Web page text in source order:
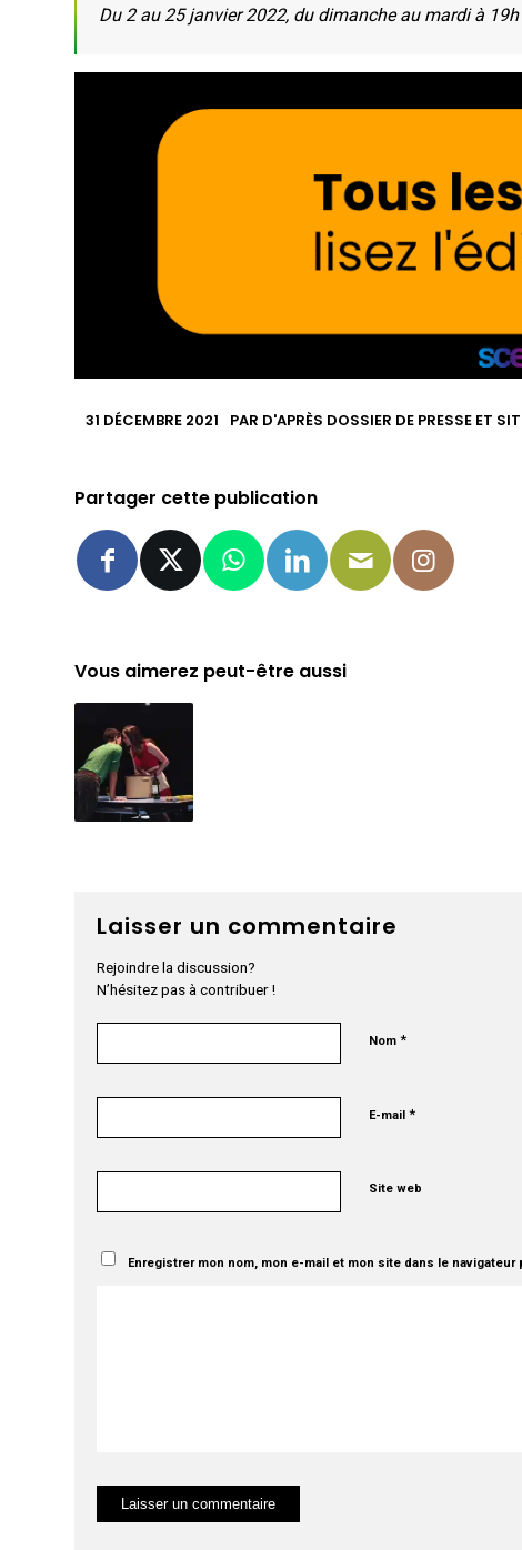
Du 2 au 25 janvier 2022, du dimanche au mardi à 19h
31 DÉCEMBRE 2021 PAR D'APRÈS DOSSIER DE PRESSE ET
Partager cette publication
Vous aimerez peut-être aussi
Laisser un commentaire
Rejoindre la discussion?
N’hésitez pas à contribuer !
Nom*
E-mail*
Site web
Enregistrer mon nom, mon e-mail et mon site dans le